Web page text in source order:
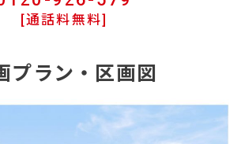
[通話料無料]
プラン・区画図